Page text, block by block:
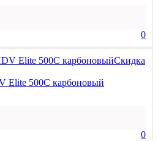
0
Скидка
Elite 500С карбоновый
0